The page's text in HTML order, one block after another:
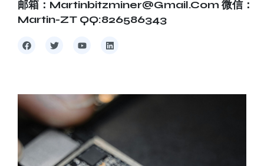
邮箱：martinbitzminer@gmail.com 微信：
Martin-ZT QQ:826586343